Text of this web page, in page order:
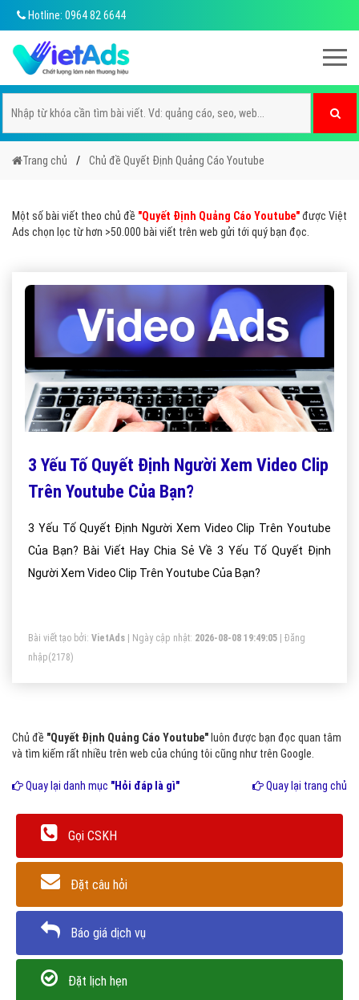
Hotline: 0964 82 6644
Trang chủ Chủ đề Quyết Định Quảng Cáo Youtube
Một số bài viết theo chủ đề "Quyết Định Quảng Cáo Youtube"được Việt
Ads chọn lọc từ hơn >50.000 bài viết trên web gửi tới quý bạn đọc.
3 Yếu Tố Quyết Định Người Xem Video Clip
Trên Youtube Của Bạn?
3 Yếu Tố Quyết Định Người Xem Video Clip Trên Youtube
Của Bạn? Bài Viết Hay Chia Sẻ Về 3 Yếu Tố Quyết Định
Người Xem Video Clip Trên Youtube Của Bạn?
Bài viết tạo bởi: VietAds | Ngày cập nhật: 2026-08-08 19:49:05
Đăng
nhập(2178)
Chủ đề "Quyết Định Quảng Cáo Youtube" luôn được bạn đọc quan tâm
và tìm kiếm rất nhiều trên web của chúng tôi cũng như trên Google.
Quay lại danh mục "Hỏi đáp là gì" Quay lại trang chủ
Gọi CSKH
Đặt câu hỏi
Báo giá dịch vụ
Đặt lịch hẹn